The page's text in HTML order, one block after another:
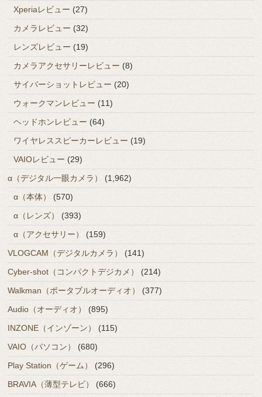
Xperiaレビュー (27)
カメラレビュー (32)
レンズレビュー (19)
カメラアクセサリーレビュー (8)
サイバーショットレビュー (20)
ウォークマンレビュー (11)
ヘッドホンレビュー (64)
ワイヤレススピーカーレビュー (19)
VAIOレビュー (29)
α（デジタル一眼カメラ）
(1,962)
α（本体）
(570)
α（レンズ）
(393)
α（アクセサリー）
(159)
VLOGCAM（デジタルカメラ）
(141)
Cyber-shot（コンパクトデジカメ）
(214)
Walkman（ポータブルオーディオ）
(377)
Audio（オーディオ）
(895)
INZONE（インゾーン）
(115)
VAIO（パソコン）
(680)
Play Station（ゲーム）
(296)
BRAVIA（薄型テレビ）
(666)